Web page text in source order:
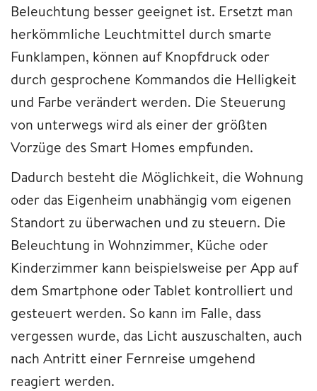
Beleuchtung besser geeignet ist. Ersetzt man
herkömmliche Leuchtmittel durch smarte
Funklampen, können auf Knopfdruck oder
durch gesprochene Kommandos die Helligkeit
und Farbe verändert werden. Die Steuerung
von unterwegs wird als einer der größten
Vorzüge des Smart Homes empfunden.
Dadurch besteht die Möglichkeit, die Wohnung
oder das Eigenheim unabhängig vom eigenen
Standort zu überwachen und zu steuern. Die
Beleuchtung in Wohnzimmer, Küche oder
Kinderzimmer kann beispielsweise per App auf
dem Smartphone oder Tablet kontrolliert und
gesteuert werden. So kann im Falle, dass
vergessen wurde, das Licht auszuschalten, auch
nach Antritt einer Fernreise umgehend
reagiert werden.